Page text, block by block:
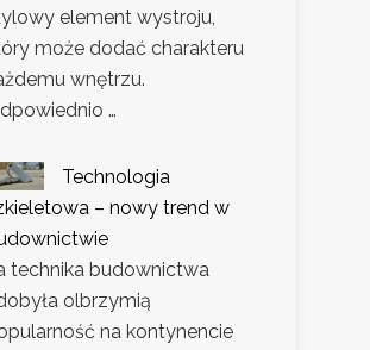
element wystroju,
może dodać charakteru
wnętrzu.
…
Technologia
– nowy trend w
technika budownictwa
olbrzymią
na kontynencie